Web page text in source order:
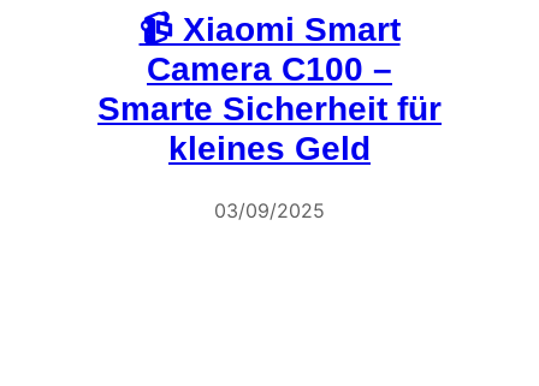
📹 Xiaomi Smart
Camera C100 –
Smarte Sicherheit für
kleines Geld
03/09/2025